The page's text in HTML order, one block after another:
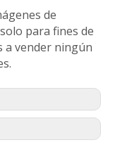
de
para fines de
a vender ningún